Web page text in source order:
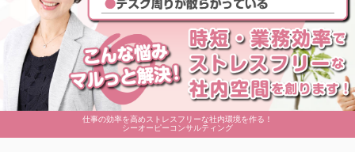
仕事の効率を高めストレスフリーな社内環境を作る！
シーオーピーコンサルティング